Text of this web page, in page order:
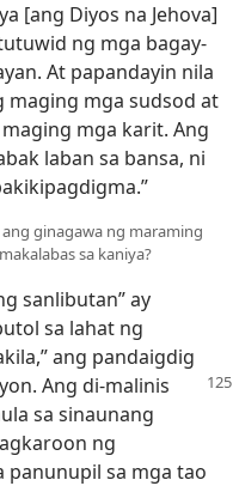
[ang Diyos na Jehova]
ng mga bagay-
At papandayin nila
maging mga sudsod at
mga karit. Ang
laban sa bansa, ni
ginagawa ng maraming
sa kaniya?
sanlibutan” ay
sa lahat ng
ang pandaigdig
Ang di-malinis
sa sinaunang
ng
panunupil sa mga tao